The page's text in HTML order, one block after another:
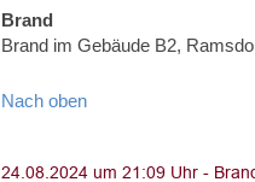
Brand
Brand im Gebäude B2,
Nach oben